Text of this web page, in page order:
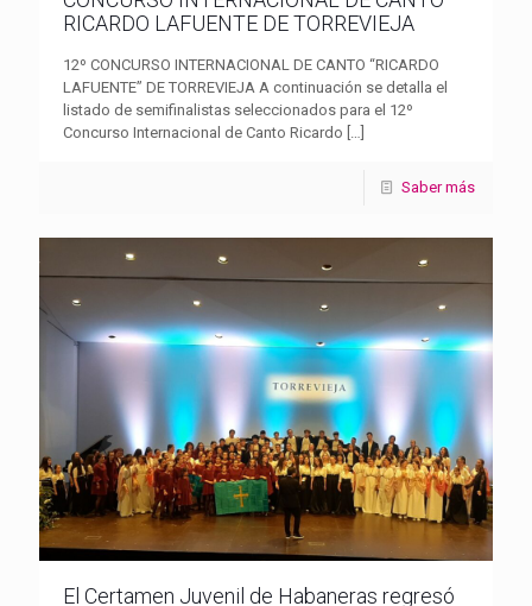
RICARDO LAFUENTE DE TORREVIEJA
12º CONCURSO INTERNACIONAL DE CANTO “RICARDO
LAFUENTE” DE TORREVIEJA A continuación se detalla el
listado de semifinalistas seleccionados para el 12º
Concurso Internacional de Canto Ricardo […]
Saber más
El Certamen Juvenil de Habaneras regresó